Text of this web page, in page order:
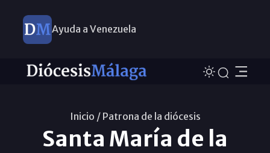
Ayuda a Venezuela
Inicio / Patrona de la diócesis
Santa María de la